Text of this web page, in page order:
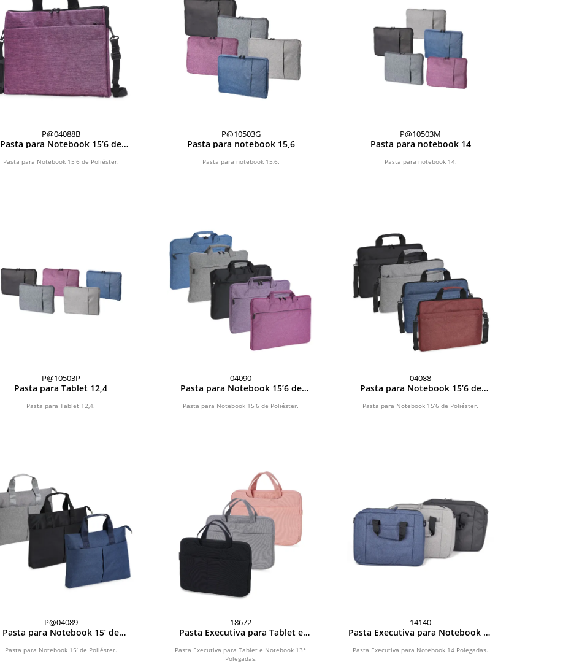
P@04088B
Pasta para Notebook 15’6 de
Pasta para Notebook 15’6 de Poliéster.
P@10503G
Pasta para notebook 15,6
Pasta para notebook 15,6.
P@10503M
Pasta para notebook 14
Pasta para notebook 14.
P@10503P
Pasta para Tablet 12,4
Pasta para Tablet 12,4.
04090
Pasta para Notebook 15’6 de
Pasta para Notebook 15’6 de Poliéster.
04088
Pasta para Notebook 15’6 de
Pasta para Notebook 15’6 de Poliéster.
P@04089
Pasta para Notebook 15’ de
Pasta para Notebook 15’ de Poliéster.
18672
Pasta Executiva para Tablet e
Pasta Executiva para Tablet e Notebook 13*
Polegadas.
14140
Pasta Executiva para Notebook 14
Pasta Executiva para Notebook 14 Polegadas.